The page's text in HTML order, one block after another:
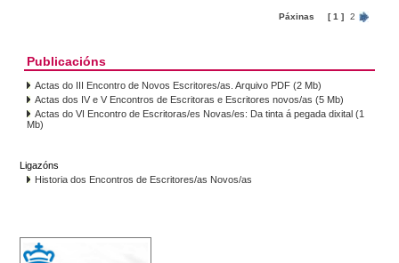
Páxinas [ 1 ] 2
Publicacións
Actas do III Encontro de Novos Escritores/as. Arquivo PDF (2 Mb)
Actas dos IV e V Encontros de Escritoras e Escritores novos/as (5 Mb)
Actas do VI Encontro de Escritoras/es Novas/es: Da tinta á pegada dixital (1
Mb)
Ligazóns
Historia dos Encontros de Escritores/as Novos/as